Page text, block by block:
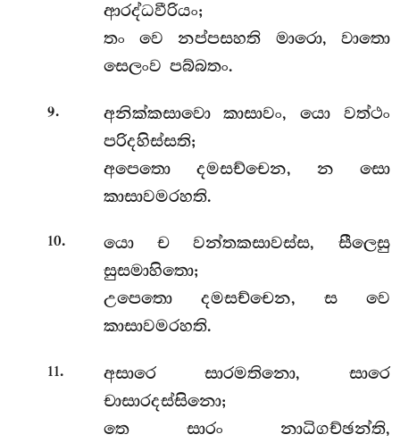
ආරද්ධවීරියං;
තං වෙ නප්පසහති මාරො, වාතො
සෙලංව පබ්බතං.
9.
අනික්කසාවො කාසාවං, යො වත්ථං
පරිදහිස්සති;
අපෙතො දමසච්චෙන, න සො
කාසාවමරහති.
10.
යො ච වන්තකසාවස්ස, සීලෙසු
සුසමාහිතො;
උපෙතො දමසච්චෙන, ස වෙ
කාසාවමරහති.
11.
අසාරෙ සාරමතිනො, සාරෙ
චාසාරදස්සිනො;
තෙ සාරං නාධිගච්ඡන්ති,